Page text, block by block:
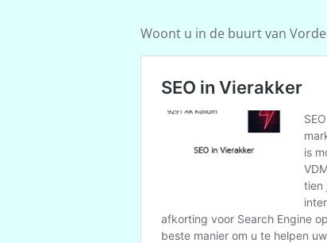
Woont u in de buurt van